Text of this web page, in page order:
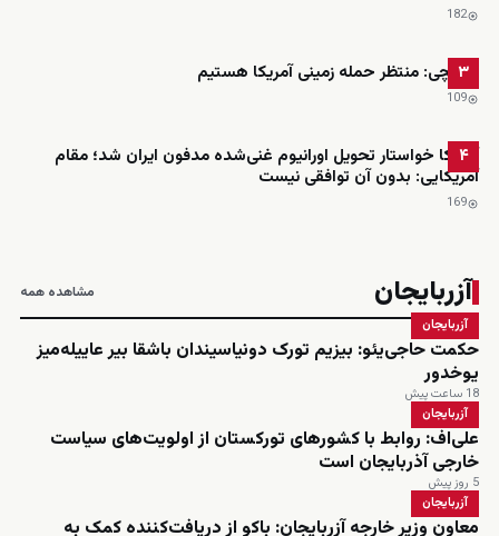
182
۳
عراقچی: منتظر حمله زمینی آمریکا هستیم
109
۴
آمریکا خواستار تحویل اورانیوم غنی‌شده مدفون ایران شد؛ مقام
آمریکایی: بدون آن توافقی نیست
169
آزربایجان مشاهده همه
آزربایجان
حکمت حاجی‌یئو: بیزیم تورک دونیاسیندان باشقا بیر عاییله‌میز
یوخدور
18 ساعت پیش
آزربایجان
علی‌اف: روابط با کشورهای تورکستان از اولویت‌های سیاست
خارجی آذربایجان است
5 روز پیش
آزربایجان
معاون وزیر خارجه آزربایجان: باکو از دریافت‌کننده کمک به